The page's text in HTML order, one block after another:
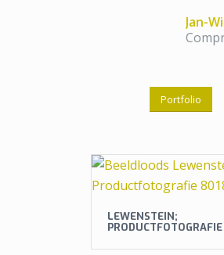
Jan-
Portfolio
LEWENSTEIN;
PRODUCTFOTOGRAFIE